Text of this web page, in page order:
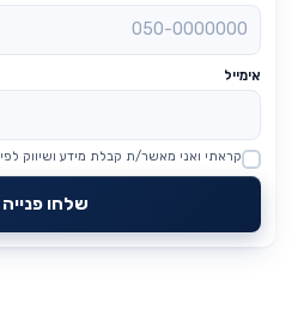
אימייל
Website
קראתי ואני מאשר/ת קבלת מידע ושיווק לפי
שלחו פנייה